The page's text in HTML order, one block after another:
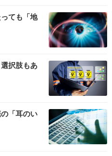
ても「地
択肢もあ
「耳のい